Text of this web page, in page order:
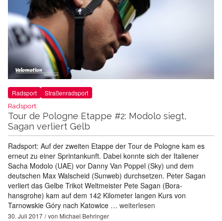
Radsport Straßenradsport
Radsport:
Tour de Pologne Etappe #2: Modolo siegt,
Sagan verliert Gelb
Radsport: Auf der zweiten Etappe der Tour de Pologne kam es
erneut zu einer Sprintankunft. Dabei konnte sich der Italiener
Sacha Modolo (UAE) vor Danny Van Poppel (Sky) und dem
deutschen Max Walscheid (Sunweb) durchsetzen. Peter Sagan
verliert das Gelbe Trikot Weltmeister Pete Sagan (Bora-
hansgrohe) kam auf dem 142 Kilometer langen Kurs von
Tarnowskie Góry nach Katowice … weiterlesen
30. Juli 2017 von Michael Behringer